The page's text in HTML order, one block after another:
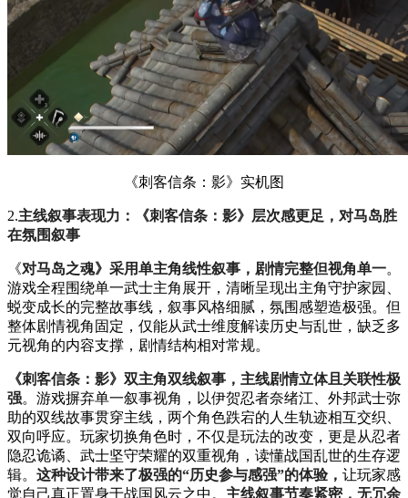
《刺客信条：影》实机图
2.主线叙事表现力：《刺客信条：影》层次感更足，对马岛胜
在氛围叙事
《对马岛之魂》采用单主角线性叙事，剧情完整但视角单一。
游戏全程围绕单一武士主角展开，清晰呈现出主角守护家园、
蜕变成长的完整故事线，叙事风格细腻，氛围感塑造极强。但
整体剧情视角固定，仅能从武士维度解读历史与乱世，缺乏多
元视角的内容支撑，剧情结构相对常规。
《刺客信条：影》双主角双线叙事，主线剧情立体且关联性极
强。游戏摒弃单一叙事视角，以伊贺忍者奈绪江、外邦武士弥
助的双线故事贯穿主线，两个角色跌宕的人生轨迹相互交织、
双向呼应。玩家切换角色时，不仅是玩法的改变，更是从忍者
隐忍诡谲、武士坚守荣耀的双重视角，读懂战国乱世的生存逻
辑。 这种设计带来了极强的“历史参与感强”的体验， 让玩家感
觉自己真正置身于战国风云之中。 主线叙事节奏紧密，无冗余